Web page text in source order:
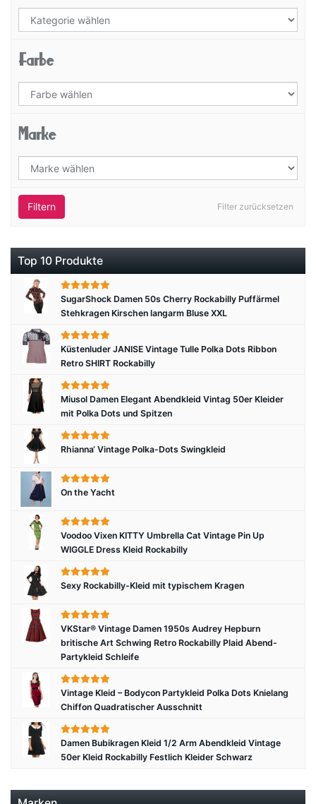
Farbe
Marke
Filter zurücksetzen
Filtern
Top 10 Produkte
SugarShock Damen 50s Cherry Rockabilly Puffärmel
Stehkragen Kirschen langarm Bluse XXL
Küstenluder JANISE Vintage Tulle Polka Dots Ribbon
Retro SHIRT Rockabilly
Miusol Damen Elegant Abendkleid Vintag 50er Kleider
mit Polka Dots und Spitzen
Rhianna‘ Vintage Polka-Dots Swingkleid
On the Yacht
Voodoo Vixen KITTY Umbrella Cat Vintage Pin Up
WIGGLE Dress Kleid Rockabilly
Sexy Rockabilly-Kleid mit typischem Kragen
VKStar® Vintage Damen 1950s Audrey Hepburn
britische Art Schwing Retro Rockabilly Plaid Abend-
Partykleid Schleife
Vintage Kleid – Bodycon Partykleid Polka Dots Knielang
Chiffon Quadratischer Ausschnitt
Damen Bubikragen Kleid 1/2 Arm Abendkleid Vintage
50er Kleid Rockabilly Festlich Kleider Schwarz